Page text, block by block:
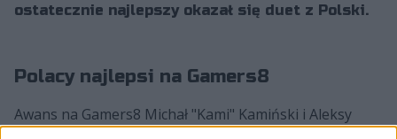
ostatecznie najlepszy okazał się duet z Polski.
Polacy najlepsi na Gamers8
Awans na Gamers8 Michał "Kami" Kamiński i Aleksy